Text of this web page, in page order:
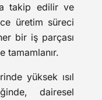
takip edilir ve
üretim süreci
bir iş parçası
tamamlanır.
yüksek ısıl
dairesel